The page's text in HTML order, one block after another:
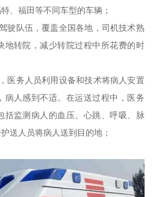
、福田等不同车型的车辆；
驶队伍，覆盖全国各地，司机技术熟
地转院，减少转院过程中所花费的时
医务人员利用设备和技术将病人安置
病人感到不适。在运送过程中，医务
括监测病人的血压、心跳、呼吸、脉
送人员将病人送到目的地；